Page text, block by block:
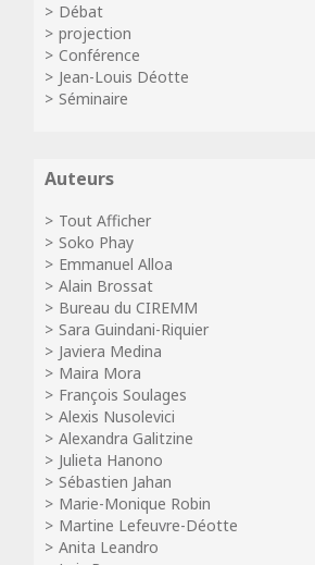
Débat
projection
Conférence
Jean-Louis Déotte
Séminaire
Auteurs
Tout Afficher
Soko Phay
Emmanuel Alloa
Alain Brossat
Bureau du CIREMM
Sara Guindani-Riquier
Javiera Medina
Maira Mora
François Soulages
Alexis Nusolevici
Alexandra Galitzine
Julieta Hanono
Sébastien Jahan
Marie-Monique Robin
Martine Lefeuvre-Déotte
Anita Leandro